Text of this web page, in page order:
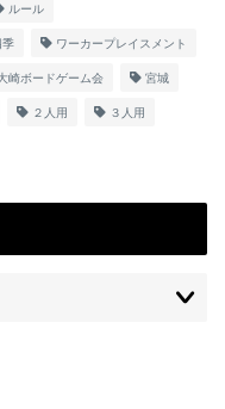
ルール
季 ワーカープレイスメント
崎ボードゲーム会 宮城
２人用 ３人用